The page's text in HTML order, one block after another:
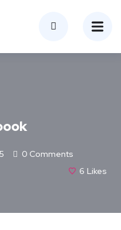
0 Comments
6 Likes